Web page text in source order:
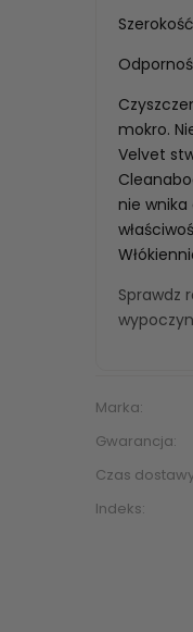
mokro.
Velvet
nie
Sprawdz
Marka:
Gwarancja:
Czas
Indeks: